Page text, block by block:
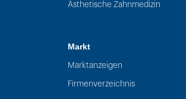
Ästhetische Zahnmedizin
Markt
Marktanzeigen
Firmenverzeichnis